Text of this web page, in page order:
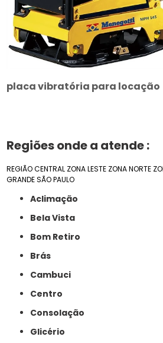
placa vibratória para locação
Regiões onde a atende :
REGIÃO CENTRAL ZONA LESTE ZONA NORTE
GRANDE SÃO PAULO
Aclimação
Bela Vista
Bom Retiro
Brás
Cambuci
Centro
Consolação
Glicério